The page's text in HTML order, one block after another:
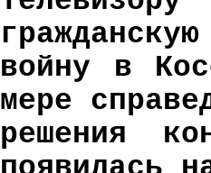
войну в
мере
решения